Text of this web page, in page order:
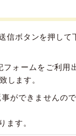
信ボタンを押して
ォームをご利用
します。
ができませんの
ます。